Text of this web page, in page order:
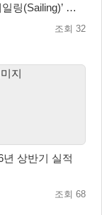
링(Sailing)’ 프
조회 32
년 상반기 실적
조회 68